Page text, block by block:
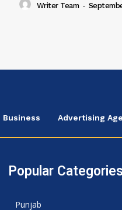
Writer Team -
Business Advertising
Popular Categories
Punjab